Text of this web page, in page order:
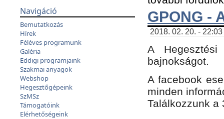
Navigáció
Bemutatkozás
Hírek
Féléves programunk
Galéria
Eddigi programjaink
Szakmai anyagok
Webshop
Hegesztőgépeink
SzMSz
Támogatóink
Elérhetőségeink
GPONG -
2018. 02. 20. -
A
bajnokságot.
A facebook
minden
Találkozzunk a